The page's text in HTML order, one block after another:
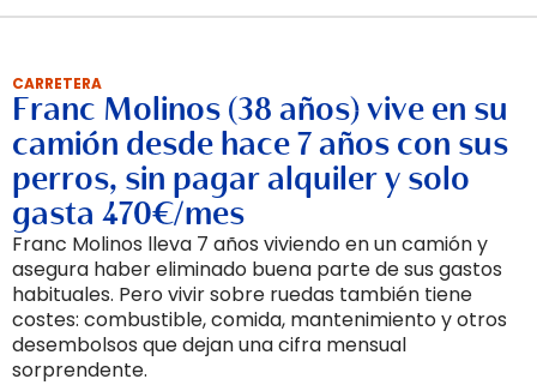
CARRETERA
Franc Molinos (38 años) vive en su
camión desde hace 7 años con sus
perros, sin pagar alquiler y solo
gasta 470€/mes
Franc Molinos lleva 7 años viviendo en un camión y
asegura haber eliminado buena parte de sus gastos
habituales. Pero vivir sobre ruedas también tiene
costes: combustible, comida, mantenimiento y otros
desembolsos que dejan una cifra mensual
sorprendente.